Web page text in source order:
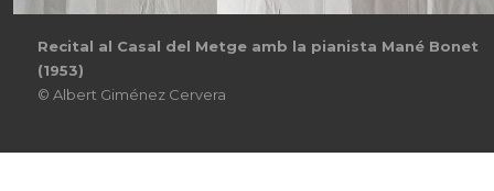
Recital al Casal del Metge amb la pianista Mané Bonet
(1953)
© Albert Giménez Cervera